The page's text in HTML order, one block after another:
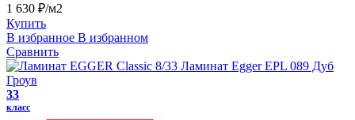
1 630 ₽/м2
Купить
В избранное В избранном
Сравнить
33
класс